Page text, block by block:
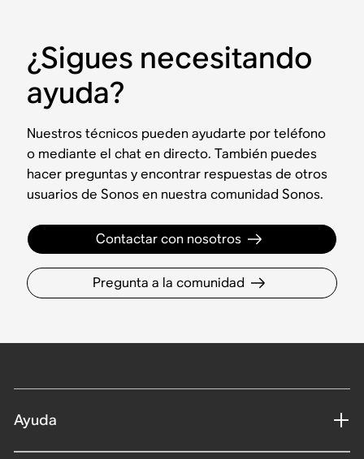
¿Sigues necesitando
ayuda?
Nuestros técnicos pueden ayudarte por teléfono
o mediante el chat en directo. También puedes
hacer preguntas y encontrar respuestas de otros
usuarios de Sonos en nuestra comunidad Sonos.
Contactar con nosotros
Pregunta a la comunidad
Ayuda